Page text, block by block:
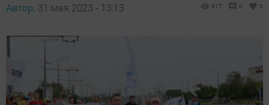
Автор, 31 мая 2023 - 13:13 617 0 0